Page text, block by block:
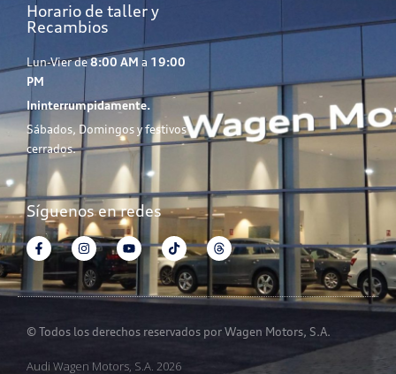
Horario de taller y
Recambios
Lun-Vier de8:00 AM a 19:00
PM
Ininterrumpidamente.
Sábados, Domingos y festivos
cerrados.
Síguenos en redes
© Todos los derechos reservados por Wagen Motors, S.A.
Audi Wagen Motors, S.A. 2026